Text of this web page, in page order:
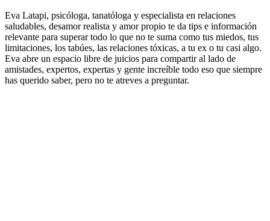
Eva Latapi, psicóloga, tanatóloga y especialista en relaciones
saludables, desamor realista y amor propio te da tips e información
relevante para superar todo lo que no te suma como tus miedos, tus
limitaciones, los tabúes, las relaciones tóxicas, a tu ex o tu casi algo.
Eva abre un espacio libre de juicios para compartir al lado de
amistades, expertos, expertas y gente increíble todo eso que siempre
has querido saber, pero no te atreves a preguntar.